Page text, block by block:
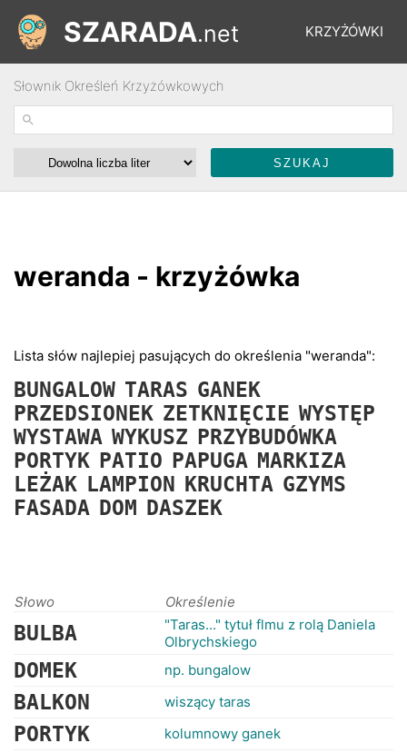
KRZYŻÓWKI
ŁAMIGŁÓWKI
FORUM
RANKINGI
SZARADA.net
Słownik Określeń Krzyżówkowych
weranda - krzyżówka
Lista słów najlepiej pasujących do określenia "weranda":
BUNGALOW TARAS GANEK
PRZEDSIONEK ZETKNIĘCIE WYSTĘP
WYSTAWA WYKUSZ PRZYBUDÓWKA
PORTYK PATIO PAPUGA MARKIZA
LEŻAK LAMPION KRUCHTA GZYMS
FASADA DOM DASZEK
Słowo Określenie
BULBA
"Taras..." tytuł flmu z rolą Daniela
Olbrychskiego
DOMEK np. bungalow
BALKON wiszący taras
PORTYK kolumnowy ganek